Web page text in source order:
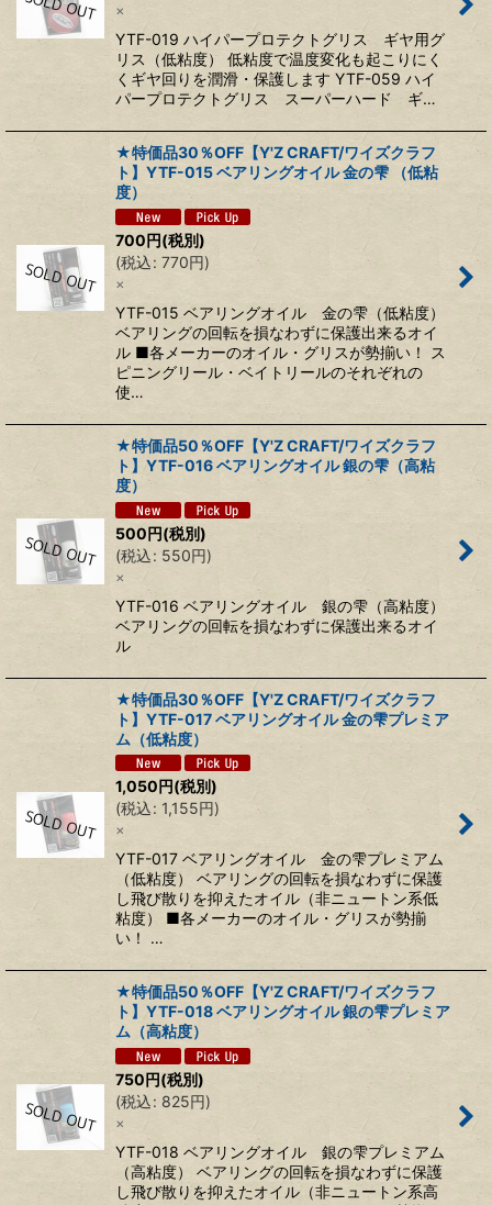
×
YTF-019 ハイパープロテクトグリス ギヤ用グ
リス（低粘度） 低粘度で温度変化も起こりにく
くギヤ回りを潤滑・保護します YTF-059 ハイ
パープロテクトグリス スーパーハード ギ…
★特価品30％OFF【Y'Z CRAFT/ワイズクラフ
ト】YTF-015 ベアリングオイル 金の雫 （低粘
度）
700円(税別)
(税込: 770円)
×
YTF-015 ベアリングオイル 金の雫（低粘度）
ベアリングの回転を損なわずに保護出来るオイ
ル ■各メーカーのオイル・グリスが勢揃い！ ス
ピニングリール・ベイトリールのそれぞれの
使…
★特価品50％OFF【Y'Z CRAFT/ワイズクラフ
ト】YTF-016 ベアリングオイル 銀の雫（高粘
度）
500円(税別)
(税込: 550円)
×
YTF-016 ベアリングオイル 銀の雫（高粘度）
ベアリングの回転を損なわずに保護出来るオイ
ル
★特価品30％OFF【Y'Z CRAFT/ワイズクラフ
ト】YTF-017 ベアリングオイル 金の雫プレミア
ム（低粘度）
1,050円(税別)
(税込: 1,155円)
×
YTF-017 ベアリングオイル 金の雫プレミアム
（低粘度） ベアリングの回転を損なわずに保護
し飛び散りを抑えたオイル（非ニュートン系低
粘度） ■各メーカーのオイル・グリスが勢揃
い！ …
★特価品50％OFF【Y'Z CRAFT/ワイズクラフ
ト】YTF-018 ベアリングオイル 銀の雫プレミア
ム（高粘度）
750円(税別)
(税込: 825円)
×
YTF-018 ベアリングオイル 銀の雫プレミアム
（高粘度） ベアリングの回転を損なわずに保護
し飛び散りを抑えたオイル（非ニュートン系高